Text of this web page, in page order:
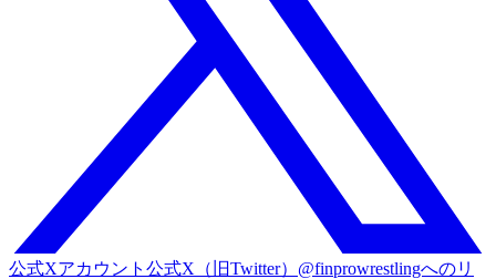
公式Xアカウント 公式X（旧Twitter）@finprowrestlingへのリ